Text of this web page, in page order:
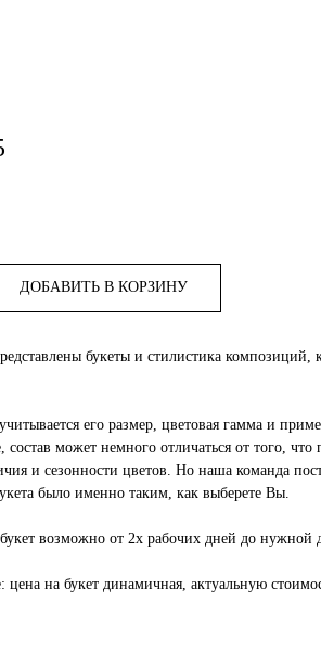
ДОБАВИТЬ В КОРЗИНУ
букеты и стилистика
его размер, цветовая гамма и
может немного отличаться от того, что
и сезонности цветов. Но наша команда
было именно таким, как выберете Вы.
возможно от 2х рабочих дней до нужной
: цена на букет динамичная, актуальную